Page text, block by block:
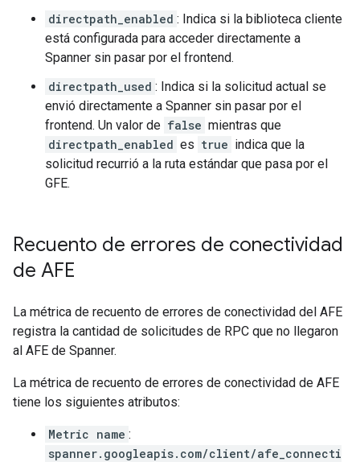
directpath_enabled : Indica si la biblioteca cliente
está configurada para acceder directamente a
Spanner sin pasar por el frontend.
directpath_used : Indica si la solicitud actual se
envió directamente a Spanner sin pasar por el
frontend. Un valor de false mientras que
directpath_enabled es true indica que la
solicitud recurrió a la ruta estándar que pasa por el
GFE.
Recuento de errores de conectividad
de AFE
La métrica de recuento de errores de conectividad del AFE
registra la cantidad de solicitudes de RPC que no llegaron
al AFE de Spanner.
La métrica de recuento de errores de conectividad de AFE
tiene los siguientes atributos:
Metric name :
spanner.googleapis.com/client/afe_connecti